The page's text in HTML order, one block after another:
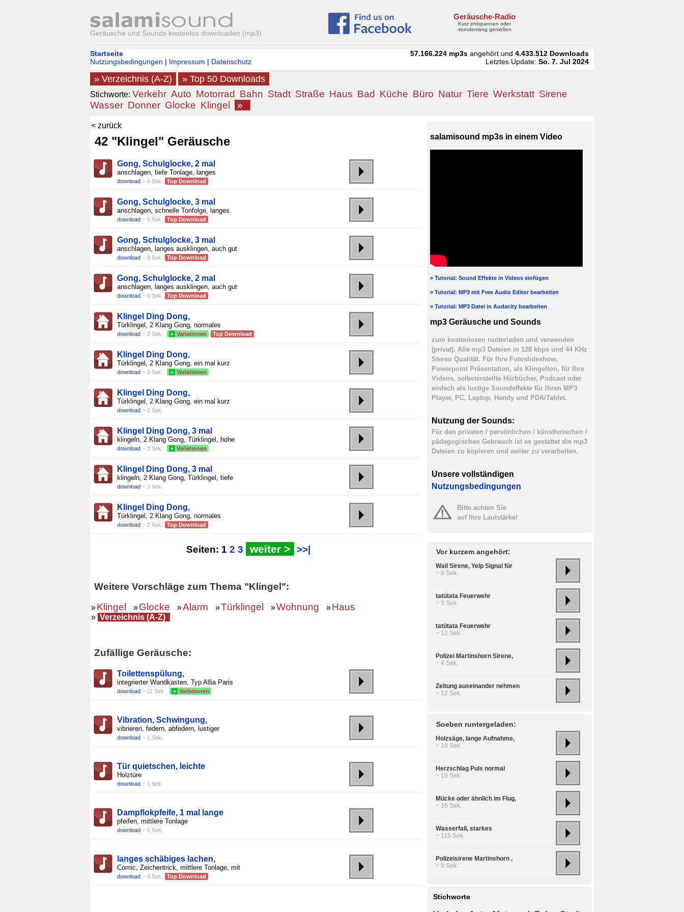
Geräusche und Sounds kostenlos downloaden (mp3)
Geräusche-Radio
Kurz entspannen oder
stundenlang genießen
Startseite
Nutzungsbedingungen | Impressum | Datenschutz
57.166.224 mp3s angehört und4.433.512 Downloads
Letztes Update:So. 7. Jul 2024
» Verzeichnis (A-Z) » Top 50 Downloads
Stichworte: Verkehr Auto Motorrad Bahn Stadt Straße Haus Bad Küche Büro Natur Tiere Werkstatt Sirene
Wasser Donner Glocke Klingel »
< zurück
42 "Klingel" Geräusche
Gong, Schulglocke, 2 mal
anschlagen, tiefe Tonlage, langes
download ~ 6 Sek. Top Download
Gong, Schulglocke, 3 mal
anschlagen, schnelle Tonfolge, langes
download ~ 5 Sek. Top Download
Gong, Schulglocke, 3 mal
anschlagen, langes ausklingen, auch gut
download ~ 9 Sek. Top Download
Gong, Schulglocke, 2 mal
anschlagen, langes ausklingen, auch gut
download ~ 5 Sek. Top Download
Klingel Ding Dong,
Türklingel, 2 Klang Gong, normales
download ~ 2 Sek. + Variationen Top Download
Klingel Ding Dong,
Türklingel, 2 Klang Gong, ein mal kurz
download ~ 2 Sek. + Variationen
Klingel Ding Dong,
Türklingel, 2 Klang Gong, ein mal kurz
download ~ 2 Sek.
Klingel Ding Dong, 3 mal
klingeln, 2 Klang Gong, Türklingel, hohe
download ~ 3 Sek. + Variationen
Klingel Ding Dong, 3 mal
klingeln, 2 Klang Gong, Türklingel, tiefe
download ~ 3 Sek.
Klingel Ding Dong,
Türklingel, 2 Klang Gong, normales
download ~ 2 Sek. Top Download
Seiten: 1 2 3 weiter > >>|
Weitere Vorschläge zum Thema "Klingel":
»Klingel »Glocke »Alarm »Türklingel »Wohnung »Haus
» Verzeichnis (A-Z)
Zufällige Geräusche:
Toilettenspülung,
integrierter Wandkasten, Typ Allia Paris
download ~ 11 Sek. + Variationen
Vibration, Schwingung,
vibrieren, federn, abfedern, lustiger
download ~ 1 Sek.
Tür quietschen, leichte
Holztüre
download ~ 1 Sek.
Dampflokpfeife, 1 mal lange
pfeifen, mittlere Tonlage
download ~ 5 Sek.
langes schäbiges lachen,
Comic, Zeichentrick, mittlere Tonlage, mit
download ~ 3 Sek. Top Download
salamisound mp3s in einem Video
» Tutorial: Sound Effekte in Videos einfügen
» Tutorial: MP3 mit Free Audio Editor bearbeiten
» Tutorial: MP3 Datei in Audacity bearbeiten
mp3 Geräusche und Sounds
zum kostenlosen runterladen und verwenden
(privat). Alle mp3 Dateien in 128 kbps und 44 KHz
Stereo Qualität. Für Ihre Fotoslideshow,
Powerpoint Präsentation, als Klingelton, für Ihre
Videos, selbsterstellte Hörbücher, Podcast oder
einfach als lustige Soundeffekte für Ihren MP3
Player, PC, Laptop, Handy und PDA/Tablet.
Nutzung der Sounds:
Für den privaten / persönlichen / künstlerischen /
pädagogischen Gebrauch ist es gestattet die mp3
Dateien zu kopieren und weiter zu verarbeiten.
Unsere vollständigen
Nutzungsbedingungen
Bitte achten Sie
auf Ihre Lautstärke!
Vor kurzem angehört:
Wail Sirene, Yelp Signal für
~ 9 Sek.
tatütata Feuerwehr
~ 3 Sek.
tatütata Feuerwehr
~ 12 Sek.
Polizei Martinshorn Sirene,
~ 4 Sek.
Zeitung auseinander nehmen
~ 12 Sek.
Soeben runtergeladen:
Holzsäge, lange Aufnahme,
~ 18 Sek.
Herzschlag Puls normal
~ 19 Sek.
Mücke oder ähnlich im Flug,
~ 16 Sek.
Wasserfall, starkes
~ 115 Sek.
Polizeisirene Martinshorn ,
~ 9 Sek.
Stichworte